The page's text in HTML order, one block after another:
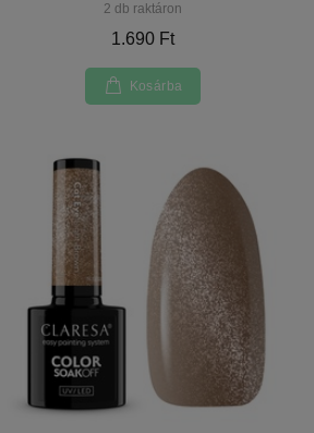
2 db raktáron
1.690 Ft
Kosárba